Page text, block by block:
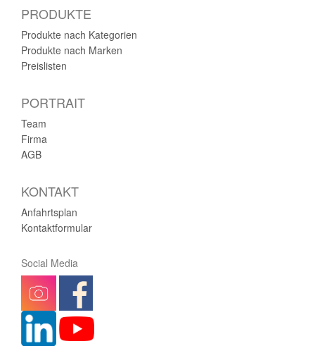
PRODUKTE
Produkte nach Kategorien
Produkte nach Marken
Preislisten
PORTRAIT
Team
Firma
AGB
KONTAKT
Anfahrtsplan
Kontaktformular
Social Media